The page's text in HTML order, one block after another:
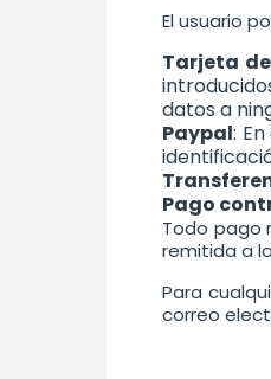
El usuario
Tarjeta
datos a
Paypal:
Pago
Todo pago
remitida a
Para
correo